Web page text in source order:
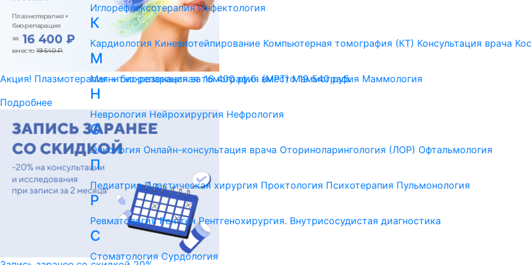
Акция! Плазмотерапия + биорепарация за 16 400 ру.б. вместо 19 540 руб.
Подробнее
Иглорефлексотерапия Инфектология
К
Кардиология Кинезиотейпирование Компьютерная томография (КТ) Консультация врача
М
Магнитно-резонансная томография (МРТ) Маммография Маммология
Н
Неврология Нейрохирургия Нефрология
О
Онкология Онлайн-консультация врача Оториноларингология (ЛОР) Офтальмология
П
Педиатрия Пластическая хирургия Проктология Психотерапия Пульмонология
Р
Ревматология Рентген Рентгенохирургия. Внутрисосудистая диагностика
С
Стоматология Сурдология